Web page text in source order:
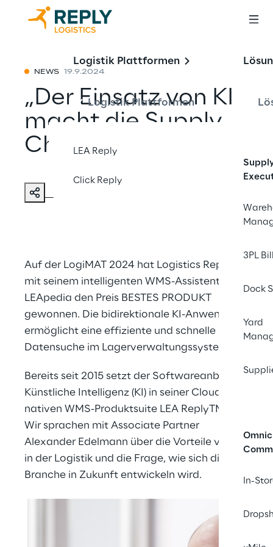
Logistik Plattformen
Logistik Plattformen
LEA Reply
Click Reply
3PL
Dock
Yard
In-
NEWS 19.9.2024
„Der Einsatz von KI
macht die Supply
Chain krisenfester“
Auf der LogiMAT 2024 hat Logistics Reply
mit seinem intelligenten WMS-Assistenten
LEApedia den Preis BESTES PRODUKT
gewonnen. Die bidirektionale KI-Anwendung
ermöglicht eine effiziente und schnelle
Datensuche im Lagerverwaltungssystem.
Bereits seit 2015 setzt der Softwareanbieter
Künstliche Intelligenz (KI) in seiner Cloud-
nativen WMS-Produktsuite LEA ReplyTM ein.
Wir sprachen mit Associate Partner
Alexander Edelmann über die Vorteile von KI
in der Logistik und die Frage, wie sich die
Branche in Zukunft entwickeln wird.